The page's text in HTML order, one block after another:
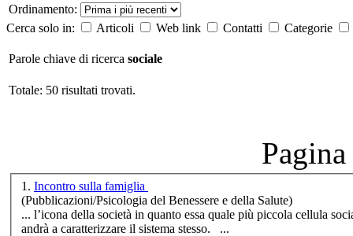
Ordinamento:
Cerca solo in:
Articoli Web link Contatti Categorie
Parole chiave di ricerca sociale
Totale: 50 risultati trovati.
1. Incontro sulla famiglia
(Pubblicazioni/Psicologia del Benessere e della Salute)
... l’icona della società in quanto essa quale più piccola cellula
andrà a caratterizzare il sistema stesso. ...